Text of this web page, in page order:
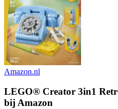
Amazon.nl
LEGO® Creator 3in1
bij Amazon